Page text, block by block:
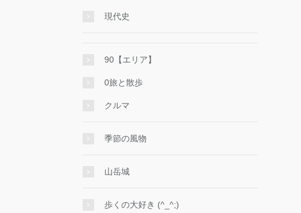
現代史
90【エリア】
0旅と散歩
クルマ
季節の風物
山岳城
歩くの大好き (^_^;)